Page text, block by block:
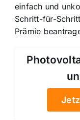
einfach und
Schritt-für-
Prämie